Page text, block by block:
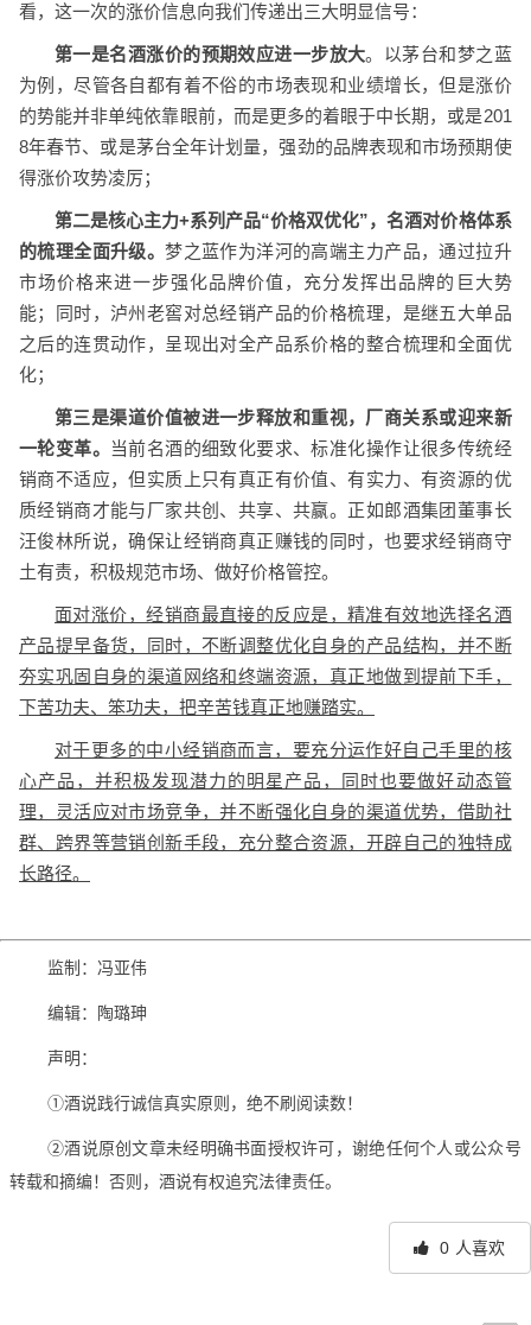
看，这一次的涨价信息向我们传递出三大明显信号：
第一是名酒涨价的预期效应进一步放大。以茅台和梦之蓝
为例，尽管各自都有着不俗的市场表现和业绩增长，但是涨价
的势能并非单纯依靠眼前，而是更多的着眼于中长期，或是201
8年春节、或是茅台全年计划量，强劲的品牌表现和市场预期使
得涨价攻势凌厉；
第二是核心主力+系列产品“价格双优化”，名酒对价格体系
的梳理全面升级。梦之蓝作为洋河的高端主力产品，通过拉升
市场价格来进一步强化品牌价值，充分发挥出品牌的巨大势
能；同时，泸州老窖对总经销产品的价格梳理，是继五大单品
之后的连贯动作，呈现出对全产品系价格的整合梳理和全面优
化；
第三是渠道价值被进一步释放和重视，厂商关系或迎来新
一轮变革。
当前名酒的细致化要求、标准化操作让很多传统经
销商不适应，但实质上只有真正有价值、有实力、有资源的优
质经销商才能与厂家共创、共享、共赢。正如郎酒集团董事长
汪俊林所说，确保让经销商真正赚钱的同时，也要求经销商守
土有责，积极规范市场、做好价格管控。
面对涨价，经销商最直接的反应是，精准有效地选择名酒
产品提早备货，同时，不断调整优化自身的产品结构，并不断
夯实巩固自身的渠道网络和终端资源，真正地做到提前下手，
下苦功夫、笨功夫，把辛苦钱真正地赚踏实。
对于更多的中小经销商而言，要充分运作好自己手里的核
心产品，并积极发现潜力的明星产品，同时也要做好动态管
理，灵活应对市场竞争，并不断强化自身的渠道优势，借助社
群、跨界等营销创新手段，充分整合资源，开辟自己的独特成
长路径。
监制：冯亚伟
编辑：陶璐珅
声明：
①酒说践行诚信真实原则，绝不刷阅读数！
②酒说原创文章未经明确书面授权许可，谢绝任何个人或公众号
转载和摘编！否则，酒说有权追究法律责任。
0 人喜欢